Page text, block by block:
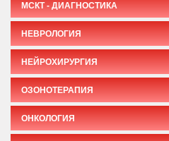
МСКТ - ДИАГНОСТИКА
НЕВРОЛОГИЯ
НЕЙРОХИРУРГИЯ
ОЗОНОТЕРАПИЯ
ОНКОЛОГИЯ